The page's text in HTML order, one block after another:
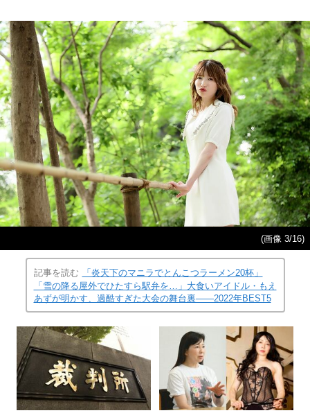
(画像 3/16)
記事を読む
「炎天下のマニラでとんこつラーメン20杯」
「雪の降る屋外でひたすら駅弁を…」大食いアイドル・もえ
あずが明かす、過酷すぎた大会の舞台裏――2022年BEST5